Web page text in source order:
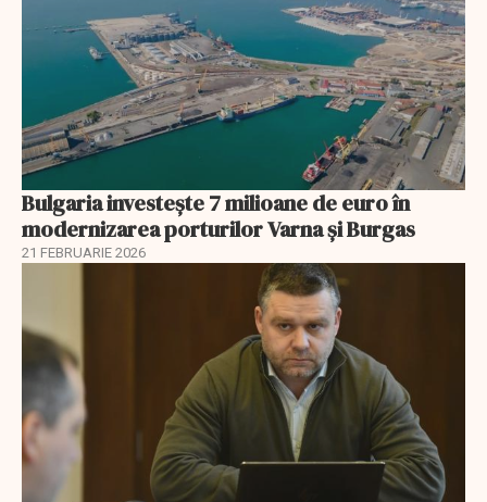
Bulgaria investește 7 milioane de euro în
modernizarea porturilor Varna și Burgas
21 FEBRUARIE 2026